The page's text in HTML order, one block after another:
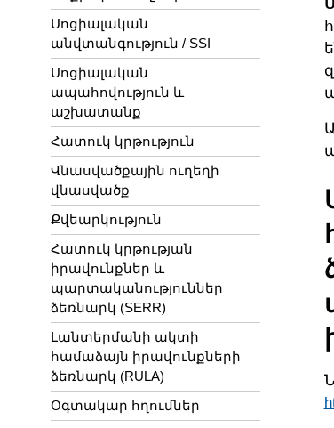
Սոցիալական
անվտանգություն / SSI
Սոցիալական
ապահովություն և
աշխատանք
Հատուկ կրթություն
Վնասվածքային ուղեղի
վնասվածք
Քվեարկություն
Հատուկ կրթության
իրավունքներ և
պարտականություններ
ձեռնարկ (SERR)
Լանտերմանի ակտի
համաձայն իրավունքների
ձեռնարկ (RULA)
Օգտակար հղումներ